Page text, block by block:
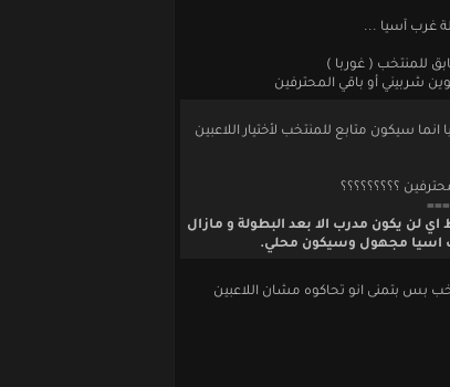
غرب آسيا ...
للمنتخب ( غوربا )
شربيني أو باقي المحترفين
سيكون متابع للمنتخب لأختيار اللاعبين
؟؟؟؟؟؟؟؟؟
يكون مدرب الا بعد البطولة و مازال
اسيا مجهول وسيكون محلي.
للمنتخب بس بتمنى انو تحاكوه مشان اللاعبين